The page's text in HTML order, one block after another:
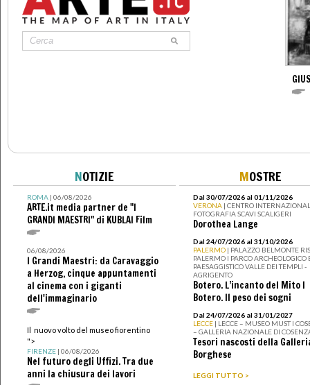
NOTIZIE
ROMA| 06/08/2026
ARTE.it media partner de "I
GRANDI MAESTRI" di KUBLAI Film
06/08/2026
I Grandi Maestri: da Caravaggio
a Herzog, cinque appuntamenti
al cinema con i giganti
dell'immaginario
Il nuovo volto del museo fiorentino
">
FIRENZE| 06/08/2026
Nel futuro degli Uffizi. Tra due
anni la chiusura dei lavori
MOSTRE
Dal 30/07/2026 al 01/11/2026
VERONA | CENTRO
FOTOGRAFIA SCAVI SCALIGERI
Dorothea Lange
Dal 24/07/2026 al 31/10/2026
PALERMO | PALAZZO BELMONTE
PALERMO I PARCO ARCHEOLOGICO
PAESAGGISTICO VALLE DEI TEMPLI -
AGRIGENTO
Botero. L’incanto del Mito I
Botero. Il peso dei sogni
Dal 24/07/2026 al 31/01/2027
LECCE | LECCE – MUSEO MUST I
– GALLERIA NAZIONALE DI
Tesori nascosti della
Borghese
LEGGI TUTTO >